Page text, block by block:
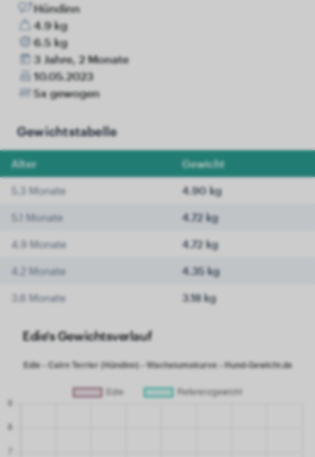
Hündinn
4.9 kg
6.5 kg
3 Jahre, 2 Monate
10.05.2023
5x gewogen
Gewichtstabelle
Alter Gewicht
5.3 Monate 4.90 kg
5.1 Monate 4.72 kg
4.9 Monate 4.72 kg
4.2 Monate 4.35 kg
3.6 Monate 3.18 kg
Edie's Gewichtsverlauf